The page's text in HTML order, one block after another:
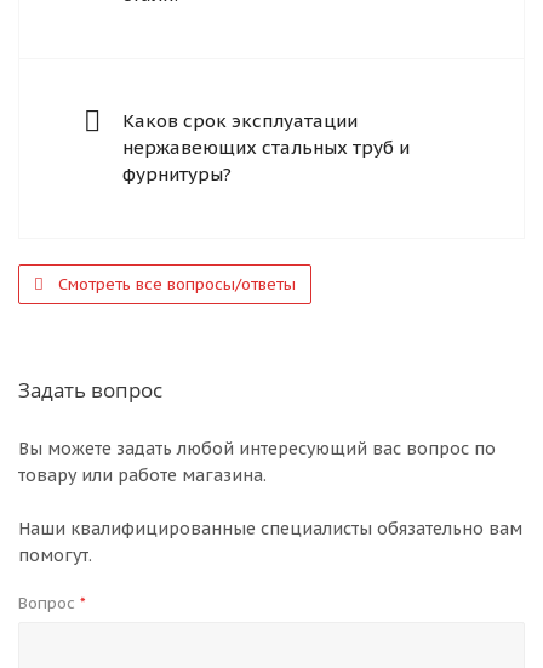
Каков срок эксплуатации
нержавеющих стальных труб и
фурнитуры?
Смотреть все вопросы/ответы
Задать вопрос
Вы можете задать любой интересующий вас вопрос по
товару или работе магазина.
Наши квалифицированные специалисты обязательно вам
помогут.
Вопрос *